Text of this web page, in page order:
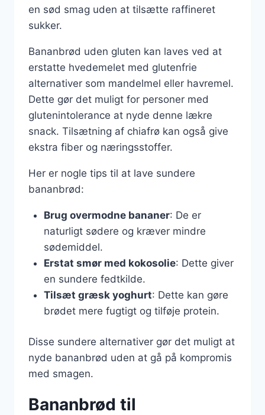
en sød smag uden at tilsætte raffineret
sukker.
Bananbrød uden gluten kan laves ved at
erstatte hvedemelet med glutenfrie
alternativer som mandelmel eller havremel.
Dette gør det muligt for personer med
glutenintolerance at nyde denne lækre
snack. Tilsætning af chiafrø kan også give
ekstra fiber og næringsstoffer.
Her er nogle tips til at lave sundere
bananbrød:
Brug overmodne bananer: De er
naturligt sødere og kræver mindre
sødemiddel.
Erstat smør med kokosolie: Dette giver
en sundere fedtkilde.
Tilsæt græsk yoghurt: Dette kan gøre
brødet mere fugtigt og tilføje protein.
Disse sundere alternativer gør det muligt at
nyde bananbrød uden at gå på kompromis
med smagen.
Bananbrød til